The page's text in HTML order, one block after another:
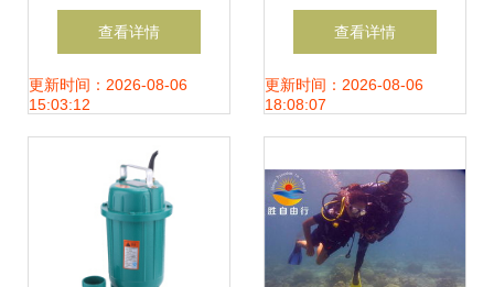
效可靠的潜水设备
选择
查看详情
更新时间：2026-08-06
15:03:12
料潜水电泵 品质与
工艺的完美融合
查看详情
更新时间：2026-08-06
18:08:07